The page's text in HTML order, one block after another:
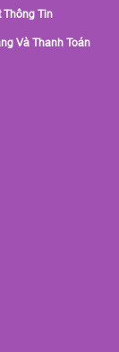
Thông Tin
Và Thanh Toán